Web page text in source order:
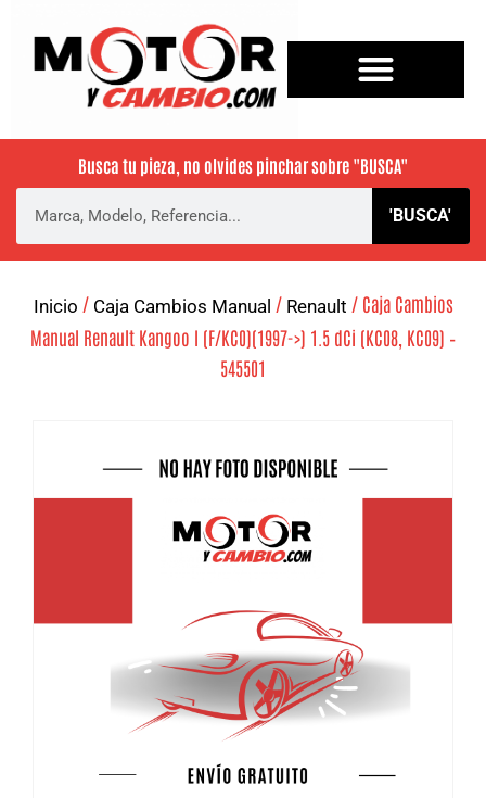
Busca tu pieza, no olvides pinchar sobre "BUSCA"
'BUSCA'
Inicio / Caja Cambios Manual / Renault / Caja Cambios
Manual Renault Kangoo I (F/KC0)(1997->) 1.5 dCi (KC08, KC09) –
545501